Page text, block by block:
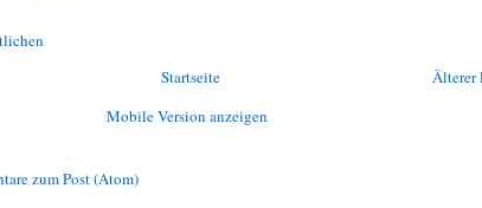
Älterer
Startseite
Mobile Version anzeigen
zum Post (Atom)